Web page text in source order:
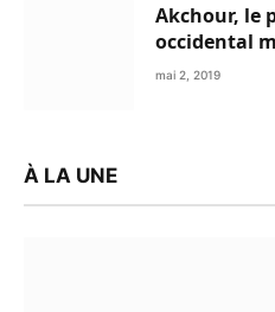
Akchour, le
occidental
mai 2, 2019
À LA UNE